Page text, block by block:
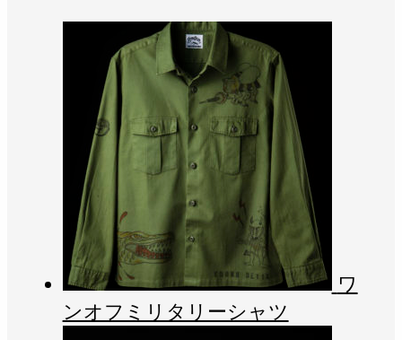
ワ
ンオフミリタリーシャツ